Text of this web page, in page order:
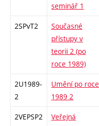
seminář 1
2SPvT2
Současné
přístupy v
teorii 2 (po
roce 1989)
2U1989-
2
Umění po roce
1989 2
2VEPSP2
Veřejná